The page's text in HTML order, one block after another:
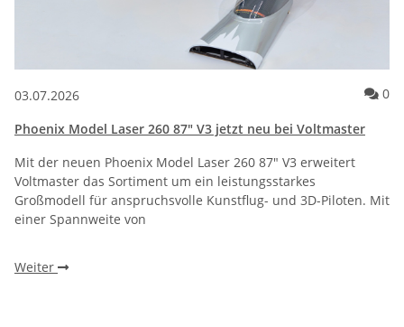
03.07.2026 0
Phoenix Model Laser 260 87" V3 jetzt neu bei Voltmaster
Mit der neuen Phoenix Model Laser 260 87" V3 erweitert
Voltmaster das Sortiment um ein leistungsstarkes
Großmodell für anspruchsvolle Kunstflug- und 3D-Piloten. Mit
einer Spannweite von
Weiter